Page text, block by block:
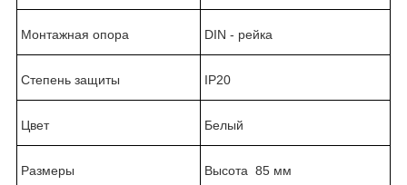
Монтажная опора DIN - рейка
Cтепень защиты IP20
Цвет Белый
Размеры
Высота 85 мм